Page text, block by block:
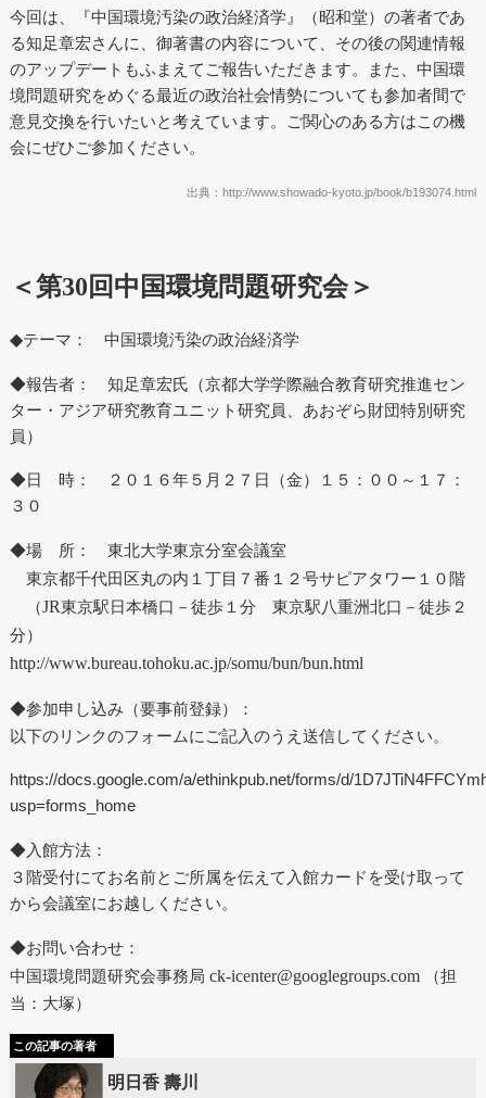
今回は、『中国環境汚染の政治経済学』（昭和堂）の著者であ
る知足章宏さんに、御著書の内容について、その後の関連情報
のアップデートもふまえてご報告いただきます。また、中国環
境問題研究をめぐる最近の政治社会情勢についても参加者間で
意見交換を行いたいと考えています。ご関心のある方はこの機
会にぜひご参加ください。
出典：http://www.showado-kyoto.jp/book/b193074.html
＜第30 回中国環境問題研究会＞
◆テーマ： 中国環境汚染の政治経済学
◆報告者： 知足章宏氏（京都大学学際融合教育研究推進セン
ター・アジア研究教育ユニット研究員、あおぞら財団特別研究
員）
◆日 時： ２０１６年５月２７日（金）１５：００～１７：
３０
◆場 所： 東北大学東京分室会議室
東京都千代田区丸の内１丁目７番１２号サピアタワー１０階
（JR東京駅日本橋口－徒歩１分 東京駅八重洲北口－徒歩２
分）
http://www.bureau.tohoku.ac.jp/somu/bun/bun.html
◆参加申し込み（要事前登録）：
以下のリンクのフォームにご記入のうえ送信してください。
https://docs.google.com/a/ethinkpub.net/forms/d/
usp=forms_home
◆入館方法：
３階受付にてお名前とご所属を伝えて入館カードを受け取って
から会議室にお越しください。
◆お問い合わせ：
中国環境問題研究会事務局 ck-icenter@googlegroups.com
（担
当：大塚）
この記事の著者
明日香 壽川